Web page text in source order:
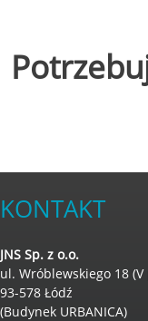
KONTAKT
JNS Sp. z o.o.
ul. Wróblewskiego 18
93-578 Łódź
(Budynek URBANICA)